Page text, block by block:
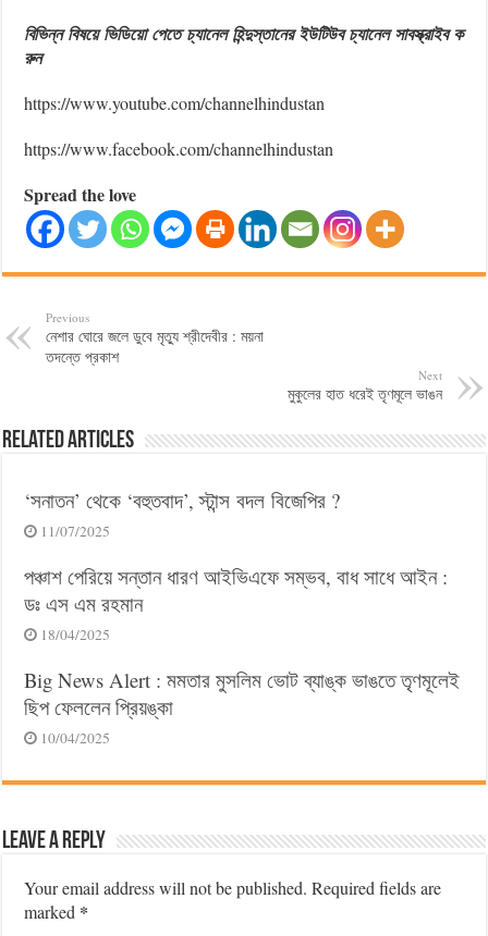
বিভিন্ন বিষয়ে ভিডিয়ো পেতে চ্যানেল হিন্দুস্তানের ইউটিউব চ্যানেল সাবস্ক্রাইব ক
রুন
https://www.youtube.com/channelhindustan
https://www.facebook.com/channelhindustan
Spread the love
Previous
নেশার ঘোরে জলে ডুবে মৃত্যু শ্রীদেবীর : ময়না
তদন্তে প্রকাশ
Next
মুকুলের হাত ধরেই তৃণমূলে ভাঙন
Related Articles
‘সনাতন’ থেকে ‘বহুতবাদ’, স্টান্স বদল বিজেপির ?
11/07/2025
পঞ্চাশ পেরিয়ে সন্তান ধারণ আইভিএফে সম্ভব, বাধ সাধে আইন :
ডঃ এস এম রহমান
18/04/2025
Big News Alert : মমতার মুসলিম ভোট ব্যাঙ্ক ভাঙতে তৃণমূলেই
ছিপ ফেললেন প্রিয়ঙ্কা
10/04/2025
Leave a Reply
Your email address will not be published. Required fields are
marked *